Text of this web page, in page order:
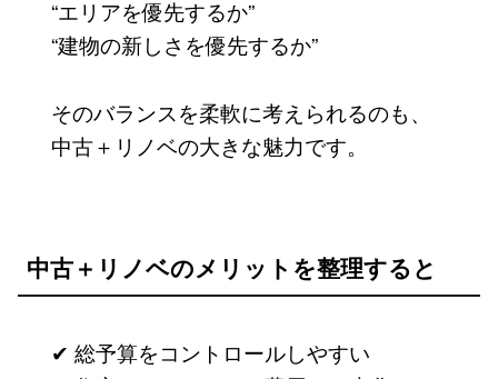
“エリアを優先するか”
“建物の新しさを優先するか”
そのバランスを柔軟に考えられるのも、
中古＋リノベの大きな魅力です。
中古＋リノベのメリットを整理すると
✔ 総予算をコントロールしやすい